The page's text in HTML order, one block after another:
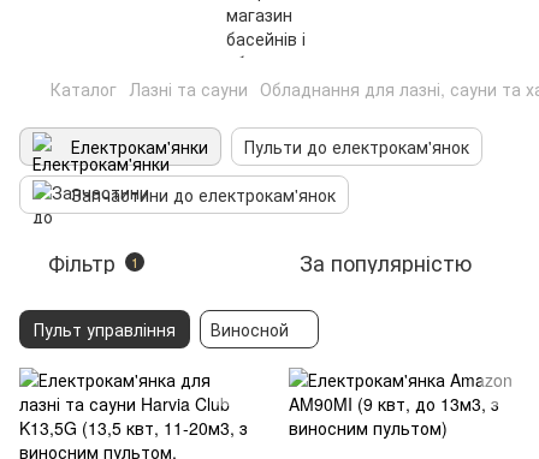
Каталог Лазні та сауни Обладнання для лазні, сауни та
Електрокам'янки
Пульти до електрокам'янок
Запчастини до електрокам'янок
Фільтр 1 За популярністю
Пульт управління Виносной